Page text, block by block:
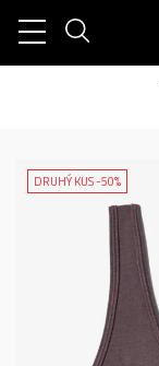
DRUHÝ KUS -50%